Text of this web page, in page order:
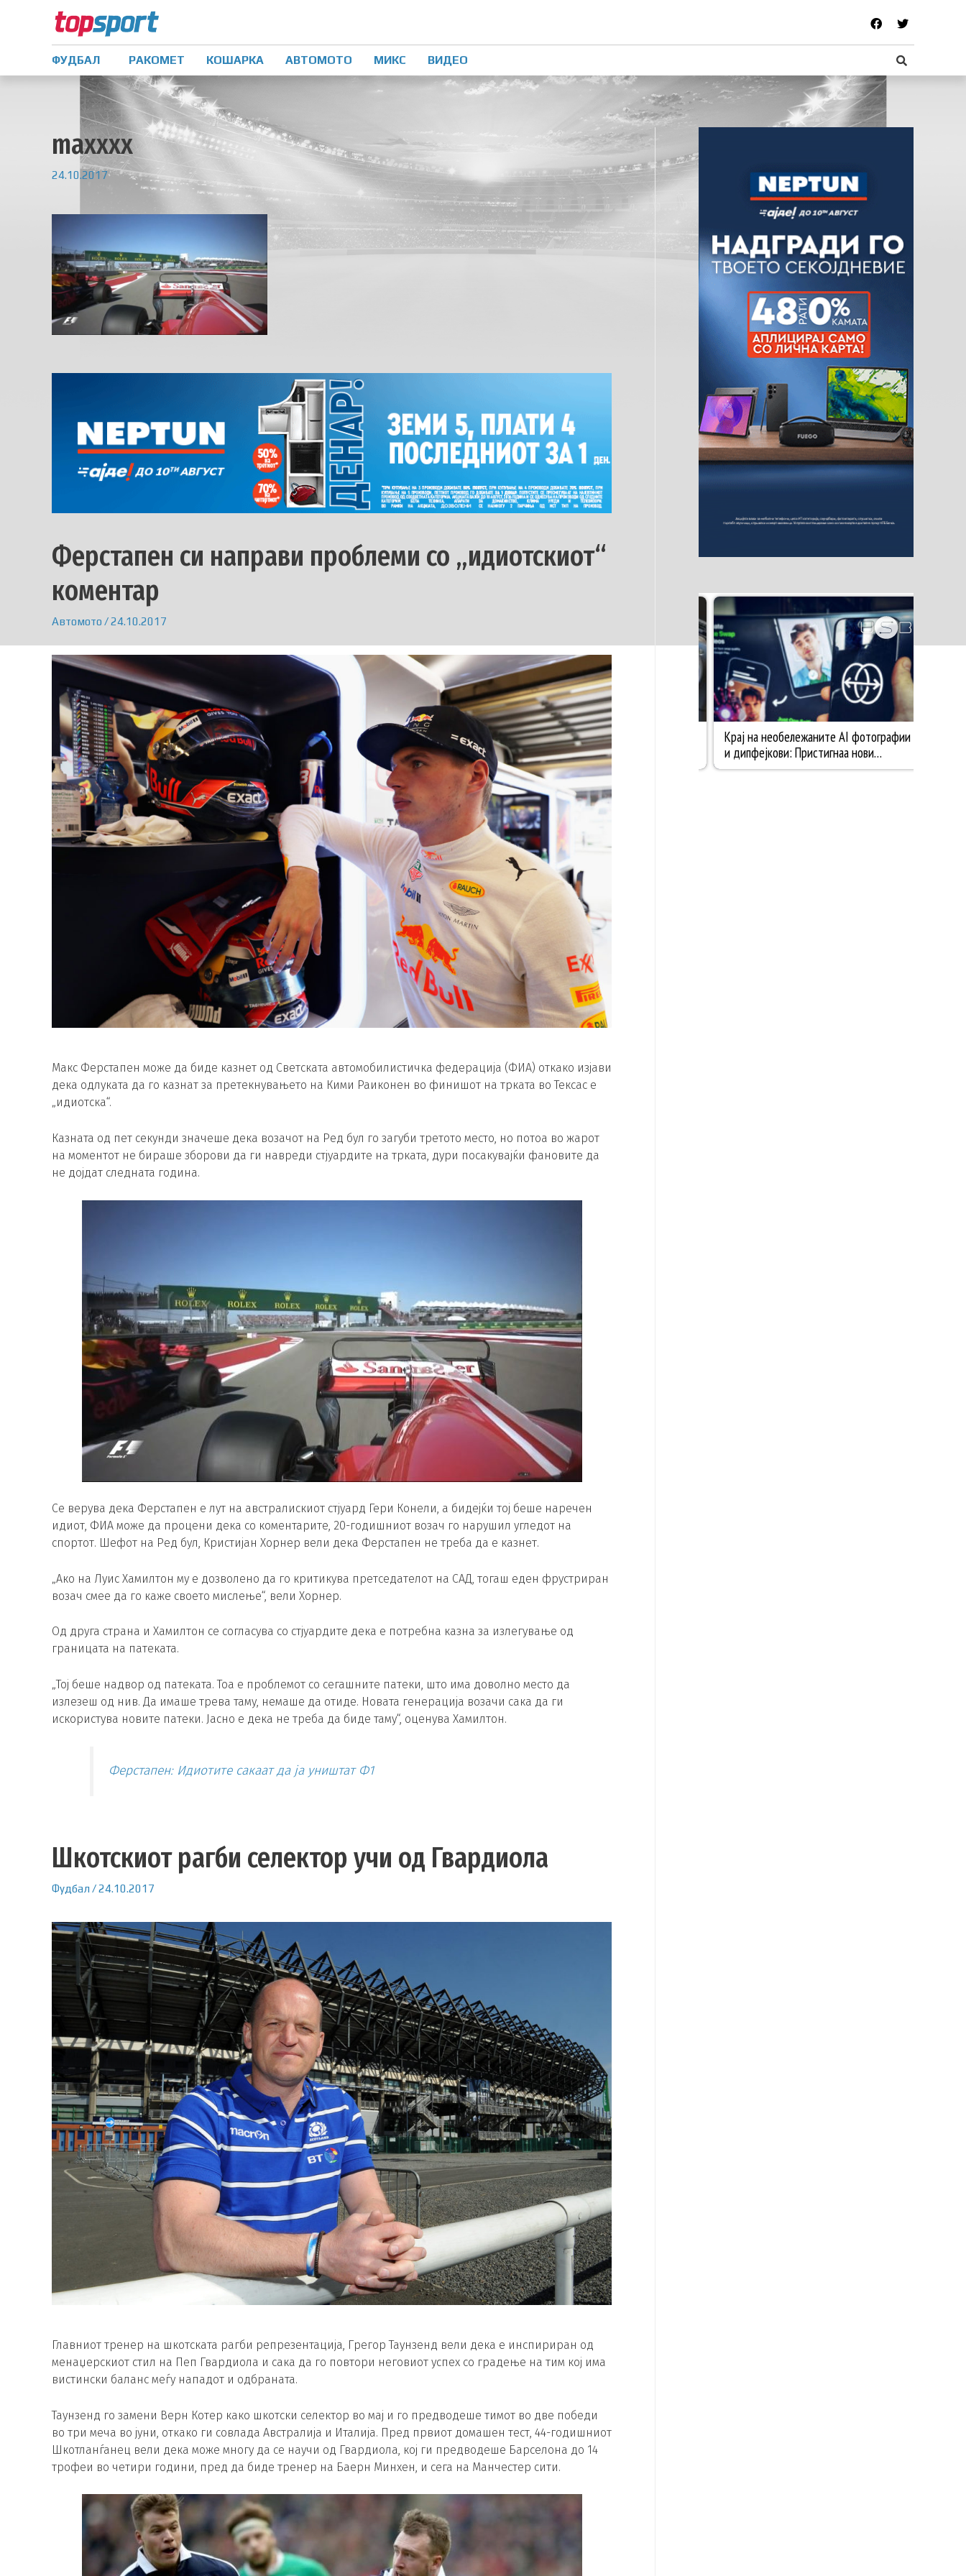
ФУДБАЛ РАКОМЕТ КОШАРКА АВТОМОТО МИКС ВИДЕО
maxxxx
24.10.2017
Ферстапен си направи проблеми со „идиотскиот“
коментар
Автомото /24.10.2017
Макс Ферстапен може да биде казнет од Светската автомобилистичка федерација (ФИА) откако изјави
дека одлуката да го казнат за претекнувањето на Кими Раиконен во финишот на трката во Тексас е
„идиотска“.
Казната од пет секунди значеше дека возачот на Ред бул го загуби третото место, но потоа во жарот
на моментот не бираше зборови да ги навреди стјуардите на трката, дури посакувајќи фановите да
не дојдат следната година.
Се верува дека Ферстапен е лут на австралискиот стјуард Гери Конели, а бидејќи тој беше наречен
идиот, ФИА може да процени дека со коментарите, 20-годишниот возач го нарушил угледот на
спортот. Шефот на Ред бул, Кристијан Хорнер вели дека Ферстапен не треба да е казнет.
„Ако на Луис Хамилтон му е дозволено да го критикува претседателот на САД, тогаш еден фрустриран
возач смее да го каже своето мислење“, вели Хорнер.
Од друга страна и Хамилтон се согласува со стјуардите дека е потребна казна за излегување од
границата на патеката.
„Тој беше надвор од патеката. Тоа е проблемот со сегашните патеки, што има доволно место да
излезеш од нив. Да имаше трева таму, немаше да отиде. Новата генерација возачи сака да ги
искористува новите патеки. Јасно е дека не треба да биде таму“, оценува Хамилтон.
Ферстапен: Идиотите сакаат да ја уништат Ф1
Шкотскиот рагби селектор учи од Гвардиола
Фудбал /24.10.2017
Главниот тренер на шкотската рагби репрезентација, Грегор Таунзенд вели дека е инспириран од
менаџерскиот стил на Пеп Гвардиола и сака да го повтори неговиот успех со градење на тим кој има
вистински баланс меѓу нападот и одбраната.
Таунзенд го замени Верн Котер како шкотски селектор во мај и го предводеше тимот во две победи
во три меча во јуни, откако ги совлада Австралија и Италија. Пред првиот домашен тест, 44-годишниот
Шкотланѓанец вели дека може многу да се научи од Гвардиола, кој ги предводеше Барселона до 14
трофеи во четири години, пред да биде тренер на Баерн Минхен, и сега на Манчестер сити.